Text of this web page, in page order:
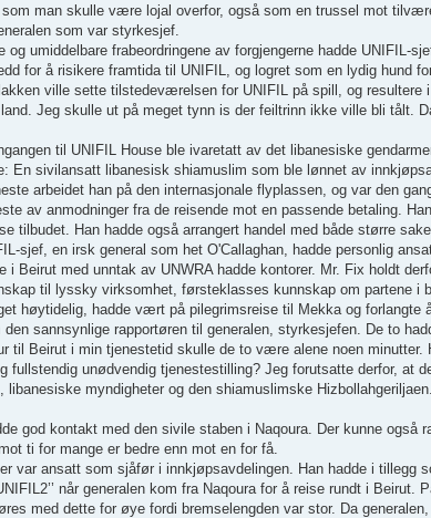
man skulle være lojal overfor, også som en trussel mot
som var styrkesjef.
og umiddelbare frabeordringene av forgjengerne hadde
for å risikere framtida til UNIFIL, og logret som en lydig hund
ville sette tilstedeværelsen for UNIFIL på spill, og
Jeg skulle ut på meget tynn is der feiltrinn ikke ville bli tålt.
til UNIFIL House ble ivaretatt av det libanesiske
En sivilansatt libanesisk shiamuslim som ble lønnet av
arbeidet han på den internasjonale flyplassen, og var den
av anmodninger fra de reisende mot en passende betaling.
tilbudet. Han hadde også arrangert handel med både større
sjef, en irsk general som het O'Callaghan, hadde personlig
i Beirut med unntak av UNWRA hadde kontorer. Mr. Fix holdt
til lyssky virksomhet, førsteklasses kunnskap om partene
høytidelig, hadde vært på pilegrimsreise til Mekka og
sannsynlige rapportøren til generalen, styrkesjefen. De to
til Beirut i min tjenestetid skulle de to være alene noen
fullstendig unødvendig tjenestestilling? Jeg forutsatte derfor, at
myndigheter og den shiamuslimske
god kontakt med den sivile staben i Naqoura. Der kunne også
ti for mange er bedre enn mot en for få.
var ansatt som sjåfør i innkjøpsavdelingen. Han hadde i tillegg
når generalen kom fra Naqoura for å reise rundt i
med dette for øye fordi bremselengden var stor. Da